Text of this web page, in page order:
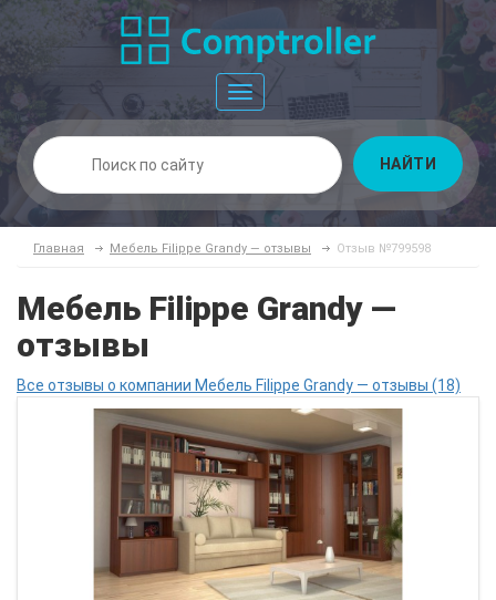
Toggle
navigation
НАЙТИ
Главная Мебель Filippe Grandy — отзывы Отзыв №799598
Мебель Filippe Grandy —
отзывы
Все отзывы о компании Мебель Filippe Grandy — отзывы (18)